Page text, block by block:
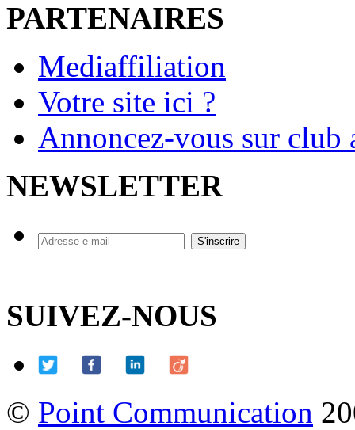
PARTENAIRES
Mediaffiliation
Votre site ici ?
Annoncez-vous sur
NEWSLETTER
SUIVEZ-NOUS
© Point Communication